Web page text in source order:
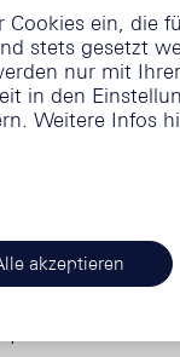
ein, die
stets gesetzt
nur mit
in den
Weitere Infos
akzeptieren
Erweiterte
Manager
/